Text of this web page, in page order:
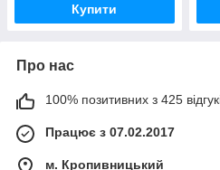
Купити
Про нас
100% позитивних з 425
Працює з 07.02.2017
м. Кропивницький